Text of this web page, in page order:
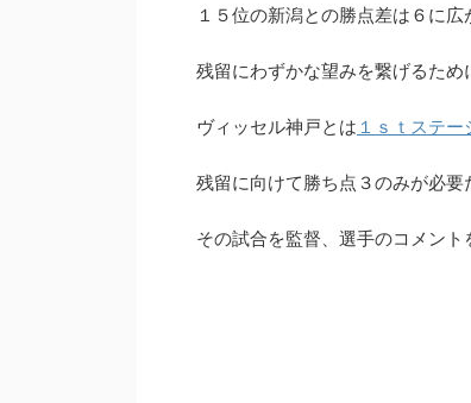
１５位の新潟との勝点差は６に広
残留にわずかな望みを繋げるため
ヴィッセル神戸とは １ｓｔステ
残留に向けて勝ち点３のみが必要
その試合を監督、選手のコメント
【2015シーズン】
た軌跡を振り返ります。J1に残ることを目指し戦
た4試合を当時の他チームの状況や気持ちを書い
独自アンケ
2019シーズン
どこよりも遅
らかになりま
でした。ダー
このチームに